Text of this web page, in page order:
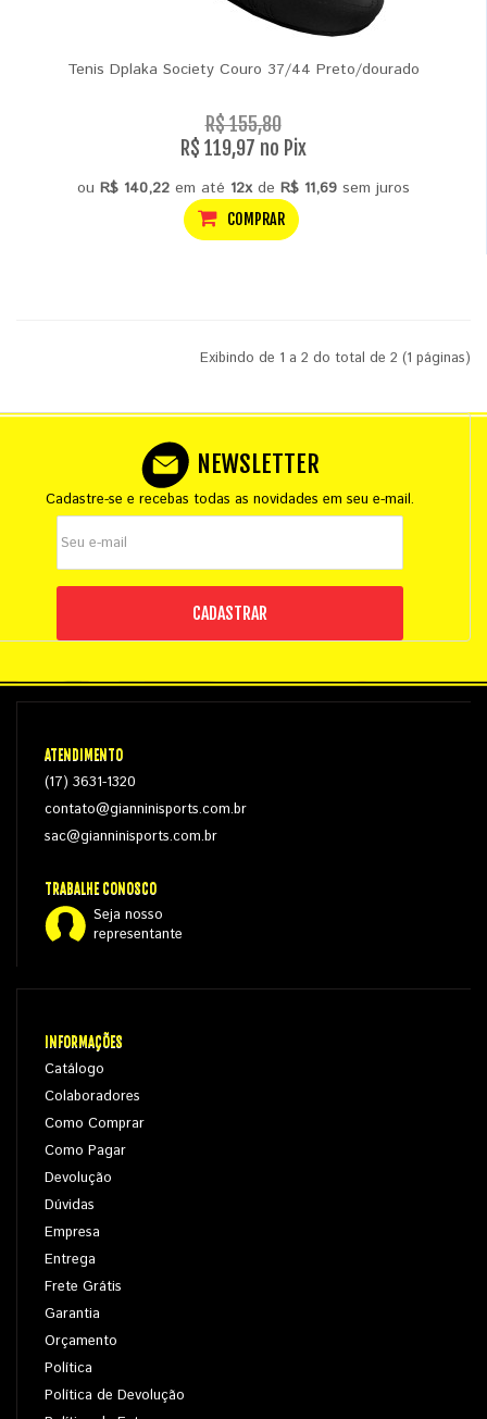
Tenis Dplaka Society Couro 37/44 Preto/dourado
R$ 155,80
R$ 119,97 no Pix
ou R$ 140,22em até 12xde R$ 11,69sem juros
COMPRAR
Exibindo de 1 a 2 do total de 2 (1 páginas)
NEWSLETTER
Cadastre-se e recebas todas as novidades em seu e-mail.
CADASTRAR
ATENDIMENTO
(17) 3631-1320
contato@gianninisports.com.br
sac@gianninisports.com.br
TRABALHE CONOSCO
Seja nosso
representante
INFORMAÇÕES
Catálogo
Colaboradores
Como Comprar
Como Pagar
Devolução
Dúvidas
Empresa
Entrega
Frete Grátis
Garantia
Orçamento
Política
Política de Devolução